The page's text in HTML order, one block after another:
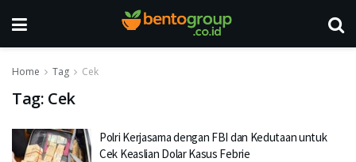
Home Tag Cek
Tag: Cek
Polri Kerjasama dengan FBI dan Kedutaan untuk
Cek Keaslian Dolar Kasus Febrie